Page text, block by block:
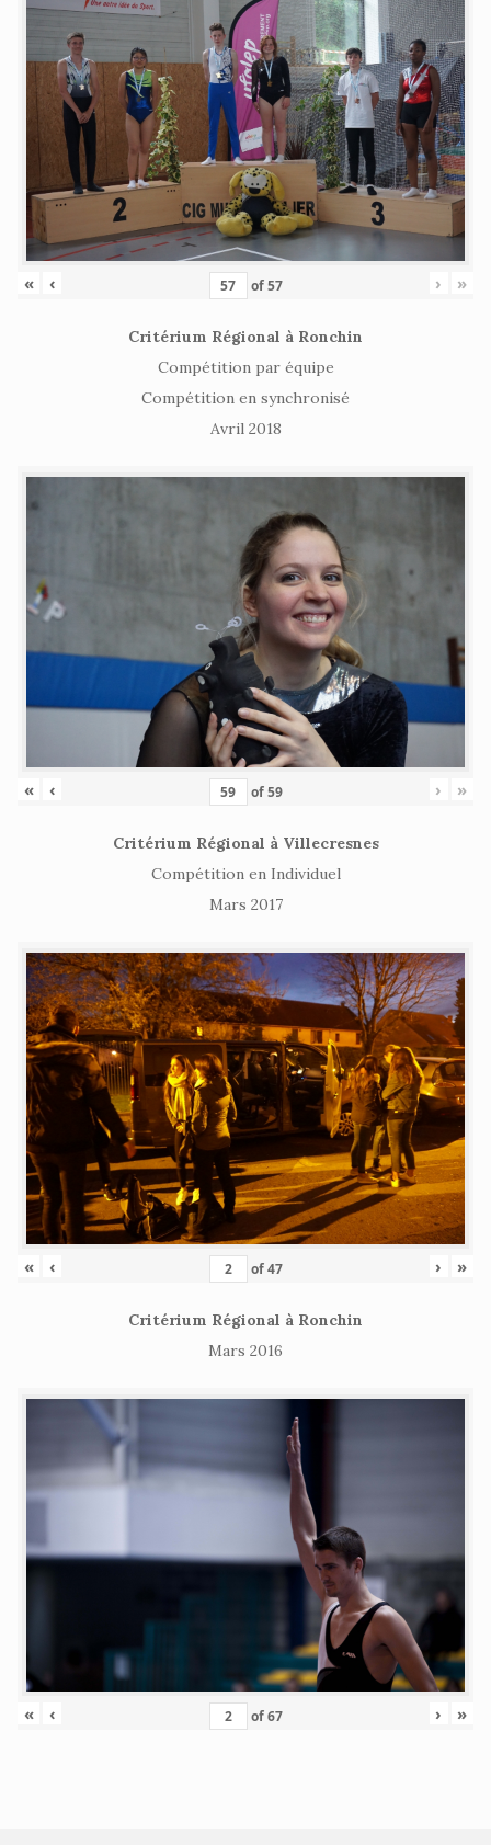
« ‹ of57 › »
Critérium Régional à Ronchin
Compétition par équipe
Compétition en synchronisé
Avril 2018
« ‹ of59 › »
Critérium Régional à Villecresnes
Compétition en Individuel
Mars 2017
« ‹ of47 › »
Critérium Régional à Ronchin
Mars 2016
« ‹ of67 › »